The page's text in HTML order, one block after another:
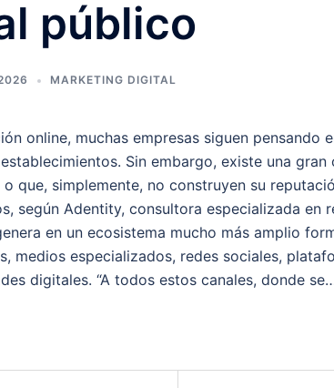
público
MARKETING DIGITAL
online, muchas empresas siguen pensando
Sin embargo, existe una
que, simplemente, no construyen su
según Adentity, consultora especializada en
en un ecosistema mucho más amplio
medios especializados, redes sociales,
digitales. “A todos estos canales, donde